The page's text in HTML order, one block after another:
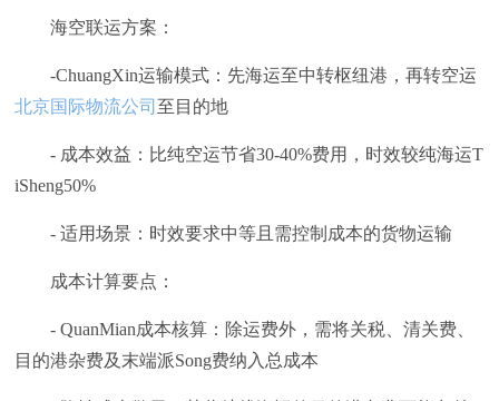
海空联运方案：
-ChuangXin运输模式：先海运至中转枢纽港，再转空运
北京国际物流公司至目的地
- 成本效益：比纯空运节省30-40%费用，时效较纯海运T
iSheng50%
- 适用场景：时效要求中等且需控制成本的货物运输
成本计算要点：
- QuanMian成本核算：除运费外，需将关税、清关费、
目的港杂费及末端派Song费纳入总成本